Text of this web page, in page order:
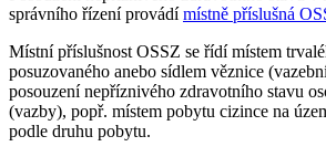
správního řízení provádímístně příslušná
Místní příslušnost OSSZ se řídí místem
posuzovaného anebo sídlem věznice
posouzení nepříznivého zdravotního stavu
(vazby), popř. místem pobytu cizince na
podle druhu pobytu.